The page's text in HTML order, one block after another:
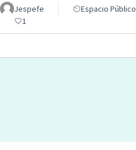
Jespefe Espacio Público
1